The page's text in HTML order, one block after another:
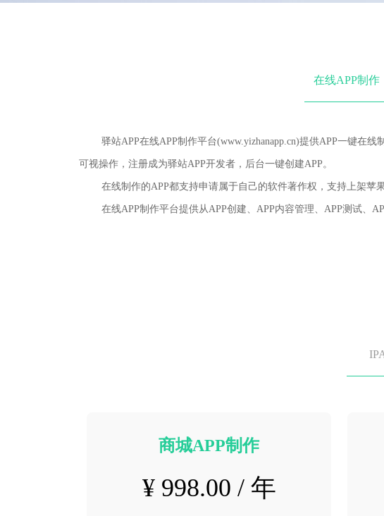
在线APP制作
驿站APP在线APP制作平台(www.yizhanapp.cn)提供APP一键在线
可视操作，注册成为驿站APP开发者，后台一键创建APP。
在线制作的APP都支持申请属于自己的软件著作权，支持上架苹果
在线APP制作平台提供从APP创建、APP内容管理、APP测试、
商城APP制作
¥ 998.00 / 年